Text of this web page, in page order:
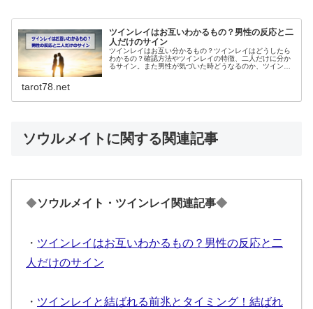
ツインレイはお互いわかるもの？男性の反応と二
人だけのサイン
ツインレイはお互い分かるもの？ツインレイはどうしたら
わかるの？確認方法やツインレイの特徴、二人だけに分か
るサイン。また男性が気づいた時どうなるのか、ツインレ
tarot78.net
ソウルメイトに関する関連記事
◆ソウルメイト・ツインレイ関連記事◆
・ ツインレイはお互いわかるもの？男性の反応と二
人だけのサイン
・ ツインレイと結ばれる前兆とタイミング！結ばれ